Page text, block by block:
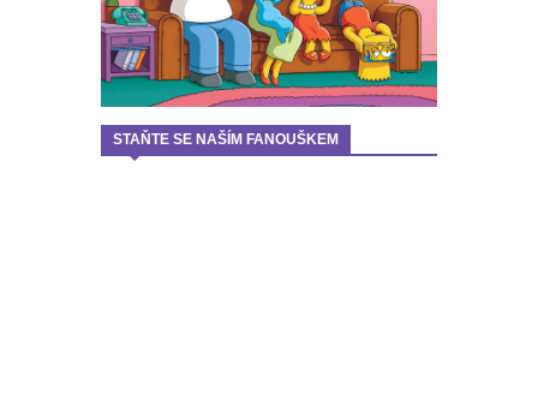
STAŇTE SE NAŠÍM FANOUŠKEM